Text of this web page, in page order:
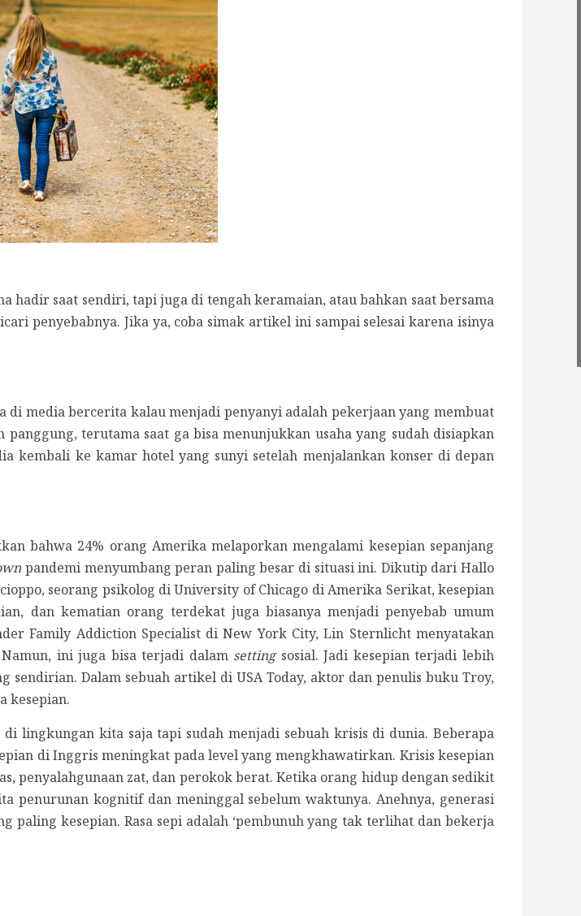
hadir saat sendiri, tapi juga di tengah keramaian, atau bahkan saat bersama
penyebabnya. Jika ya, coba simak artikel ini sampai selesai karena isinya
di media bercerita kalau menjadi penyanyi adalah pekerjaan yang membuat
terutama saat ga bisa menunjukkan usaha yang sudah disiapkan
kembali ke kamar hotel yang sunyi setelah menjalankan konser di depan
bahwa 24% orang Amerika melaporkan mengalami kesepian sepanjang
pandemi menyumbang peran paling besar di situasi ini. Dikutip dari Hallo
seorang psikolog di University of Chicago di Amerika Serikat, kesepian
dan kematian orang terdekat juga biasanya menjadi penyebab umum
Family Addiction Specialist di New York City, Lin Sternlicht menyatakan
ini juga bisa terjadi dalam settingsosial. Jadi kesepian terjadi lebih
sendirian. Dalam sebuah artikel di USA Today, aktor dan penulis buku Troy,
kesepian.
lingkungan kita saja tapi sudah menjadi sebuah krisis di dunia. Beberapa
di Inggris meningkat pada level yang mengkhawatirkan. Krisis kesepian
penyalahgunaan zat, dan perokok berat. Ketika orang hidup dengan sedikit
penurunan kognitif dan meninggal sebelum waktunya. Anehnya, generasi
paling kesepian. Rasa sepi adalah ‘pembunuh yang tak terlihat dan bekerja